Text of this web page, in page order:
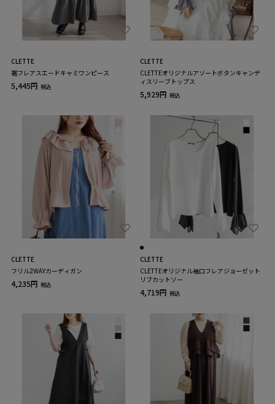
CLETTE
裾フレアスエードキャミワンピース
5,445円 税込
CLETTE
CLETTEオリジナルアソートボタンキャンデ
ィスリーブトップス
5,929円 税込
CLETTE
フリル2WAYカーディガン
4,235円 税込
CLETTE
CLETTEオリジナル袖口フレアジョーゼット
リブカットソー
4,719円 税込